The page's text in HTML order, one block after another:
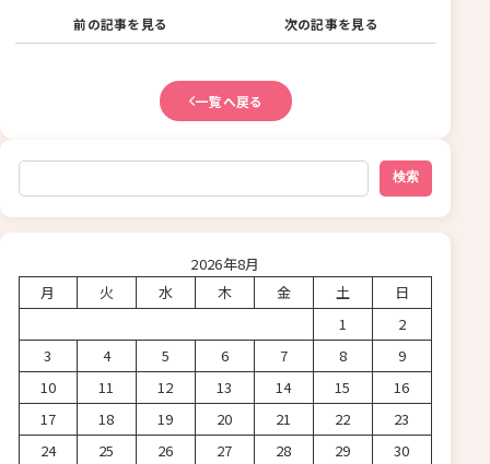
前の記事を見る 次の記事を見る
一覧へ戻る
検索
検索
2026年8月
月
火 水 木 金 土
日
1
2
3
4 5 6 7 8
9
10
11 12 13 14 15
16
17
18 19 20 21 22
23
24
25 26 27 28 29
30